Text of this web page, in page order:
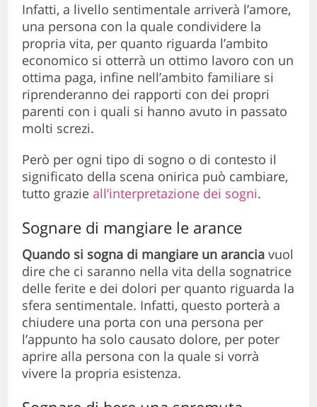
Infatti, a livello sentimentale arriverà l’amore,
una persona con la quale condividere la
propria vita, per quanto riguarda l’ambito
economico si otterrà un ottimo lavoro con un
ottima paga, infine nell’ambito familiare si
riprenderanno dei rapporti con dei propri
parenti con i quali si hanno avuto in passato
molti screzi.
Però per ogni tipo di sogno o di contesto il
significato della scena onirica può cambiare,
tutto grazieall’interpretazione dei sogni.
Sognare di mangiare le arance
Quando si sogna di mangiare un aranciavuol
dire che ci saranno nella vita della sognatrice
delle ferite e dei dolori per quanto riguarda la
sfera sentimentale. Infatti, questo porterà a
chiudere una porta con una persona per
l’appunto ha solo causato dolore, per poter
aprire alla persona con la quale si vorrà
vivere la propria esistenza.